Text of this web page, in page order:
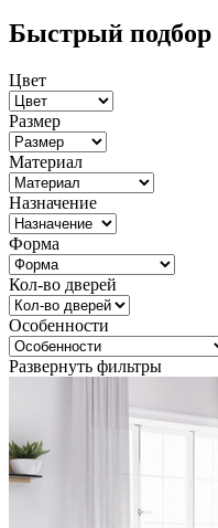
Быстрый подбор
Цвет
Размер
Материал
Назначение
Форма
Кол-во дверей
Особенности
Развернуть фильтры